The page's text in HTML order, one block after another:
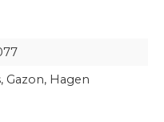
Gazon, Hagen